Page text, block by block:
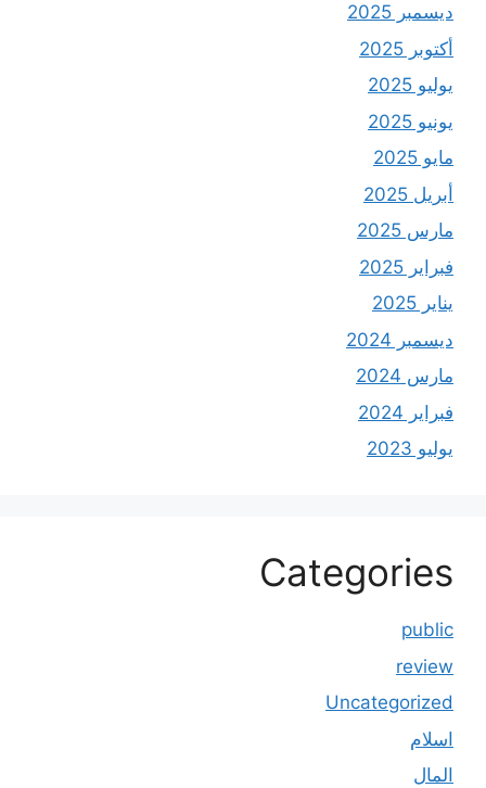
ديسمبر 2025
أكتوبر 2025
يوليو 2025
يونيو 2025
مايو 2025
أبريل 2025
مارس 2025
فبراير 2025
يناير 2025
ديسمبر 2024
مارس 2024
فبراير 2024
يوليو 2023
Categories
public
review
Uncategorized
اسلام
المال